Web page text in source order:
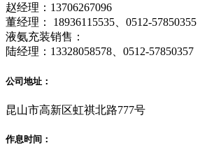
赵经理：13706267096
董经理： 18936115535、0512-57850355
液氨充装销售：
陆经理：13328058578、0512-57850357
公司地址：
昆山市高新区虹祺北路777号
作息时间：